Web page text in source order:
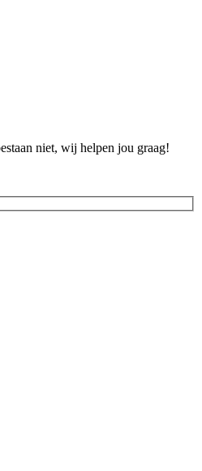
niet, wij helpen jou graag!